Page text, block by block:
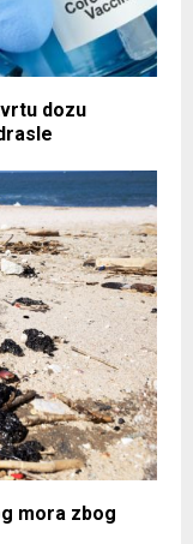
dozu
mora zbog